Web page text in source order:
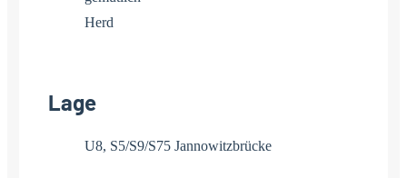
Herd
Lage
U8, S5/S9/S75 Jannowitzbrücke